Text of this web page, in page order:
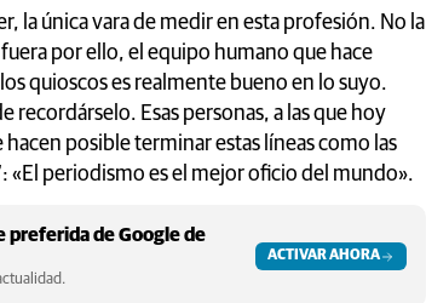
la única vara de medir en esta profesión. No la
por ello, el equipo humano que hace
quioscos es realmente bueno en lo suyo.
recordárselo. Esas personas, a las que hoy
hacen posible terminar estas líneas como las
«El periodismo es el mejor oficio del mundo».
preferida de Google de
ACTIVAR AHORA